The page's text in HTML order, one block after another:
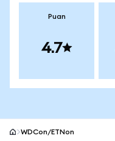
Puan
4.7
WDCon/ETNon